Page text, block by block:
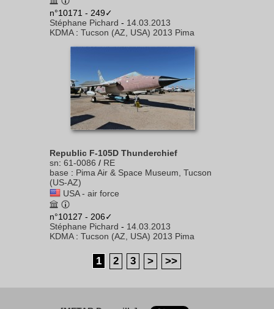
n°10171 - 249✓
Stéphane Pichard - 14.03.2013
KDMA: Tucson (AZ, USA) 2013 Pima
Republic F-105D Thunderchief
sn: 61-0086 / RE
base : Pima Air & Space Museum, Tucson
(US-AZ)
USA - air force
n°10127 - 206✓
Stéphane Pichard - 14.03.2013
KDMA: Tucson (AZ, USA) 2013 Pima
1 2 3 > >>